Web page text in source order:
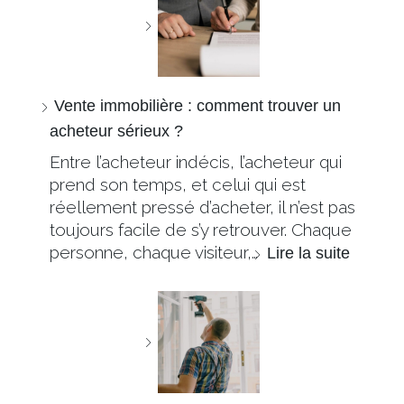
Vente immobilière : comment trouver un
acheteur sérieux ?
Entre l’acheteur indécis, l’acheteur qui
prend son temps, et celui qui est
réellement pressé d’acheter, il n’est pas
toujours facile de s’y retrouver. Chaque
personne, chaque visiteur,… Lire la suite